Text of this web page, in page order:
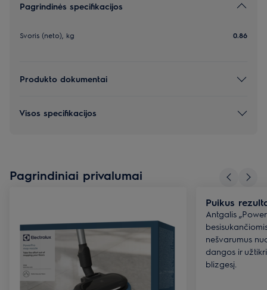
Pagrindinės specifikacijos
Svoris (neto), kg 0.86
Produkto dokumentai
Visos specifikacijos
Pagrindiniai privalumai
Puikus
Antgalis
nešvarumus
dangos ir
blizgesį.